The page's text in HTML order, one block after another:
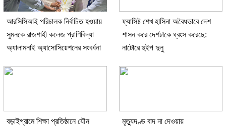
আরসিসিআই পরিচালক নির্বাচিত হওয়ায়
সুমনকে রাজশাহী কলেজ প্রাণিবিদ্যা
অ্যালামনাই অ্যাসোসিয়েশনের সংবর্ধনা
ফ্যাসিষ্ট শেখ হাসিনা অবৈধভাবে দেশ
শাসন করে দেশটাকে ধ্বংস করেছে:
নাটোরে হুইপ দুলু
বড়াইগ্রামে শিক্ষা প্রতিষ্ঠানে যৌন
মৃত্যুদণ্ড বাদ না দেওয়ায়